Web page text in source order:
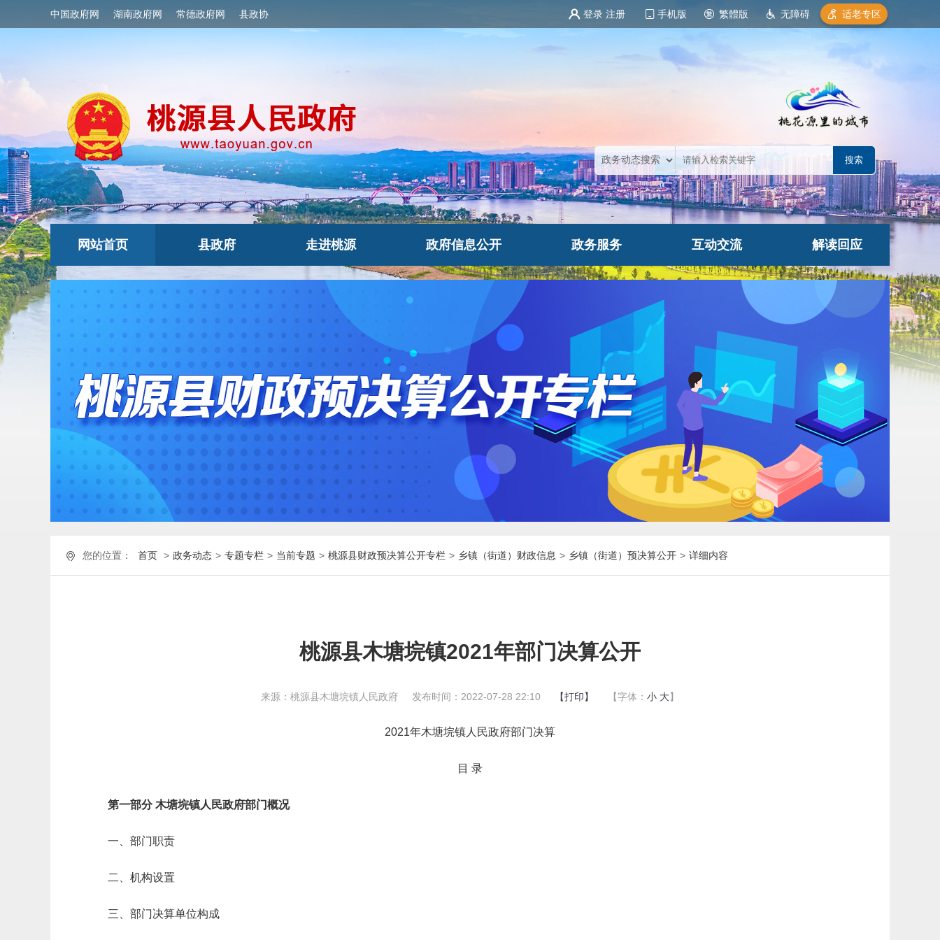
中国政府网 湖南政府网 常德政府网 县政协 登录 注册 手机版 繁體版 无障碍 适老专区
网站首页 县政府 走进桃源 政府信息公开 政务服务 互动交流 解读回应
您的位置： 首页 > 政务动态 > 专题专栏 > 当前专题 > 桃源县财政预决算公开专栏 > 乡镇（街道）财政信息 > 乡镇（街道）预决算公开 > 详细内容
桃源县木塘垸镇2021年部门决算公开
来源：桃源县木塘垸镇人民政府 发布时间：2022-07-28 22:10 【打印】 【字体： 小 大】
2021年木塘垸镇人民政府部门决算
目 录
第一部分 木塘垸镇人民政府部门概况
一、部门职责
二、机构设置
三、部门决算单位构成